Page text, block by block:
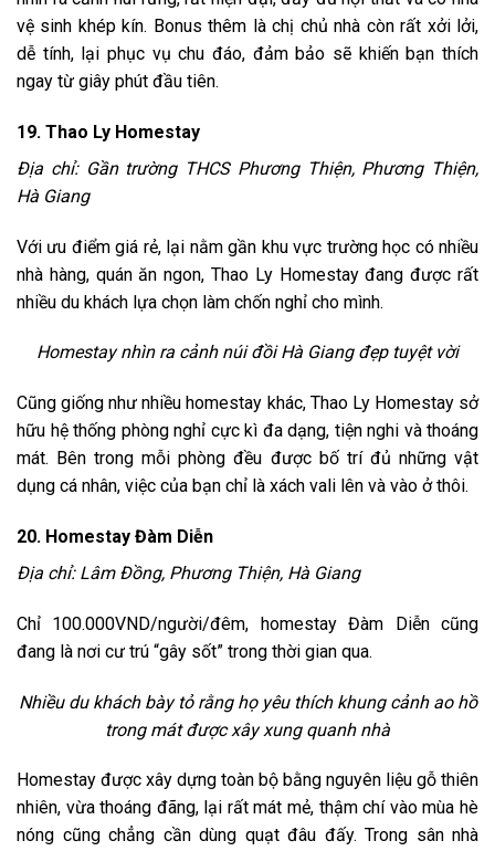
vệ sinh khép kín. Bonus thêm là chị chủ nhà còn rất xởi lởi,
dễ tính, lại phục vụ chu đáo, đảm bảo sẽ khiến bạn thích
ngay từ giây phút đầu tiên.
19. Thao Ly Homestay
Địa chỉ: Gần trường THCS Phương Thiện, Phương Thiện,
Hà Giang
Với ưu điểm giá rẻ, lại nằm gần khu vực trường học có nhiều
nhà hàng, quán ăn ngon, Thao Ly Homestay đang được rất
nhiều du khách lựa chọn làm chốn nghỉ cho mình.
Homestay nhìn ra cảnh núi đồi Hà Giang đẹp tuyệt vời
Cũng giống như nhiều homestay khác, Thao Ly Homestay sở
hữu hệ thống phòng nghỉ cực kì đa dạng, tiện nghi và thoáng
mát. Bên trong mỗi phòng đều được bố trí đủ những vật
dụng cá nhân, việc của bạn chỉ là xách vali lên và vào ở thôi.
20. Homestay Đàm Diễn
Địa chỉ: Lâm Đồng, Phương Thiện, Hà Giang
Chỉ 100.000VND/người/đêm, homestay Đàm Diễn cũng
đang là nơi cư trú “gây sốt” trong thời gian qua.
Nhiều du khách bày tỏ rằng họ yêu thích khung cảnh ao hồ
trong mát được xây xung quanh nhà
Homestay được xây dựng toàn bộ bằng nguyên liệu gỗ thiên
nhiên, vừa thoáng đãng, lại rất mát mẻ, thậm chí vào mùa hè
nóng cũng chẳng cần dùng quạt đâu đấy. Trong sân nhà